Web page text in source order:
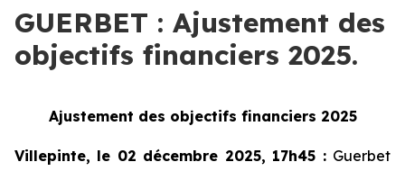
GUERBET : Ajustement des
objectifs financiers 2025.
Ajustement des objectifs financiers 2025
Villepinte, le 02 décembre 2025, 17h45 : Guerbet